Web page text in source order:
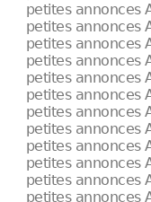
petites annonces
petites annonces
petites annonces
petites annonces
petites annonces
petites annonces
petites annonces
petites annonces
petites annonces
petites annonces
petites annonces
petites annonces